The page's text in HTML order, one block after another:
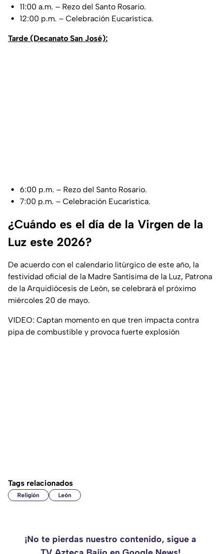
11:00 a.m. – Rezo del Santo Rosario.
12:00 p.m. – Celebración Eucarística.
Tarde (Decanato San José):
6:00 p.m. – Rezo del Santo Rosario.
7:00 p.m. – Celebración Eucarística.
¿Cuándo es el día de la Virgen de la
Luz este 2026?
De acuerdo con el calendario litúrgico de este año, la
festividad oficial de la Madre Santísima de la Luz, Patrona
de la Arquidiócesis de León, se celebrará el próximo
miércoles 20 de mayo.
VIDEO: Captan momento en que tren impacta contra
pipa de combustible y provoca fuerte explosión
Tags relacionados
Religión León
¡No te pierdas nuestro contenido, sigue a